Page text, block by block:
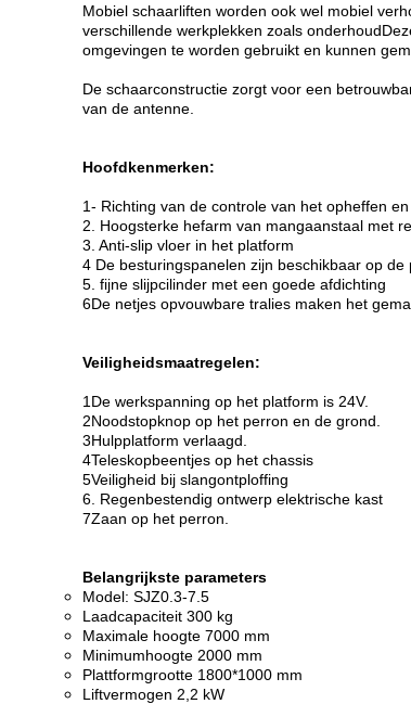
Mobiel schaarliften worden ook wel mobiel
verschillende werkplekken zoals
omgevingen te worden gebruikt en kunnen
De schaarconstructie zorgt voor een
van de antenne.
Hoofdkenmerken:
1- Richting van de controle van het opheffen en
2. Hoogsterke hefarm van mangaanstaal met
3. Anti-slip vloer in het platform
4 De besturingspanelen zijn beschikbaar op de
5. fijne slijpcilinder met een goede afdichting
6De netjes opvouwbare tralies maken het
Veiligheidsmaatregelen:
1De werkspanning op het platform is 24V.
2Noodstopknop op het perron en de grond.
3Hulpplatform verlaagd.
4Teleskopbeentjes op het chassis
5Veiligheid bij slangontploffing
6. Regenbestendig ontwerp elektrische kast
7Zaan op het perron.
Belangrijkste parameters
Model: SJZ0.3-7.5
Laadcapaciteit 300 kg
Maximale hoogte 7000 mm
Minimumhoogte 2000 mm
Plattformgrootte 1800*1000 mm
Liftvermogen 2,2 kW